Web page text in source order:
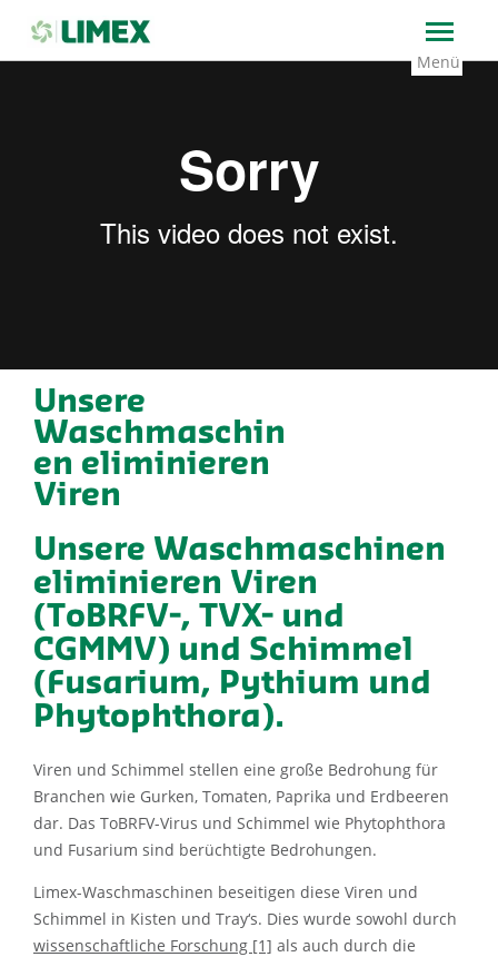
Unsere
Waschmaschin
en eliminieren
Viren
Unsere Waschmaschinen
eliminieren Viren
(ToBRFV-, TVX- und
CGMMV) und Schimmel
(Fusarium, Pythium und
Phytophthora).
Viren und Schimmel stellen eine große Bedrohung für
Branchen wie Gurken, Tomaten, Paprika und Erdbeeren
dar. Das ToBRFV-Virus und Schimmel wie Phytophthora
und Fusarium sind berüchtigte Bedrohungen.
Limex-Waschmaschinen beseitigen diese Viren und
Schimmel in Kisten und Tray‘s. Dies wurde sowohl durch
wissenschaftliche Forschung [1] als auch durch die